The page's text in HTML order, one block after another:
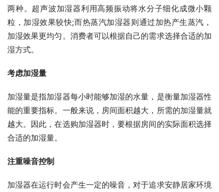
两种。超声波加湿器利用高频振动将水分子细化成微小颗
粒，加湿效果较快;而热蒸汽加湿器则通过加热产生蒸汽，
加湿效果更均匀。消费者可以根据自己的需求选择合适的加
湿方式。
考虑加湿量
加湿量是指加湿器每小时能够加湿的水量，是衡量加湿器性
能的重要指标。一般来说，房间面积越大，所需的加湿量就
越大。因此，在选购加湿器时，要根据房间的实际面积选择
合适的加湿量。
注重噪音控制
加湿器在运行时会产生一定的噪音，对于追求安静居家环境